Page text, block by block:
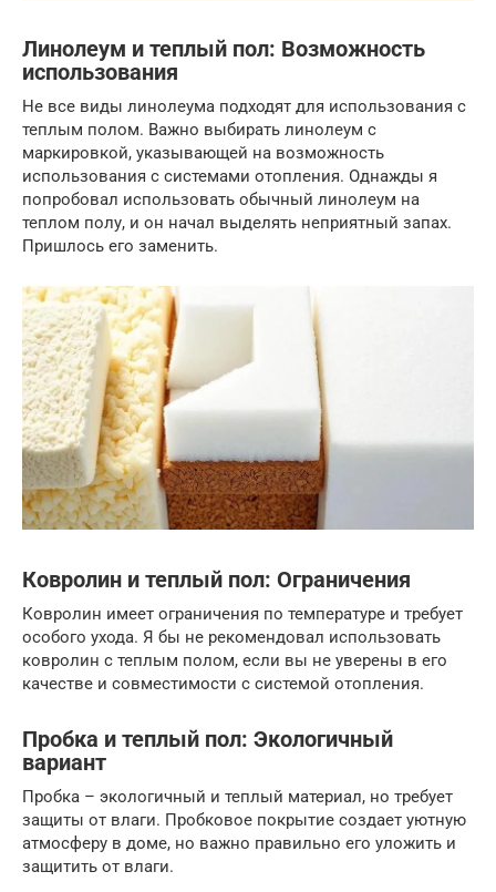
Линолеум и теплый пол: Возможность
использования
Не все виды линолеума подходят для использования с
теплым полом. Важно выбирать линолеум с
маркировкой, указывающей на возможность
использования с системами отопления. Однажды я
попробовал использовать обычный линолеум на
теплом полу, и он начал выделять неприятный запах.
Пришлось его заменить.
Ковролин и теплый пол: Ограничения
Ковролин имеет ограничения по температуре и требует
особого ухода. Я бы не рекомендовал использовать
ковролин с теплым полом, если вы не уверены в его
качестве и совместимости с системой отопления.
Пробка и теплый пол: Экологичный
вариант
Пробка – экологичный и теплый материал, но требует
защиты от влаги. Пробковое покрытие создает уютную
атмосферу в доме, но важно правильно его уложить и
защитить от влаги.